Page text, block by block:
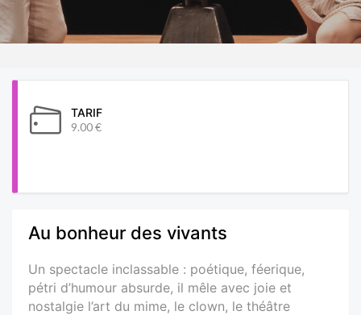
TARIF
9.00 €
Au bonheur des vivants
Un spectacle inclassable : poétique, féerique,
pétri d’humour absurde, il mêle avec joie et
nostalgie l’art du mime, le clown, le théâtre